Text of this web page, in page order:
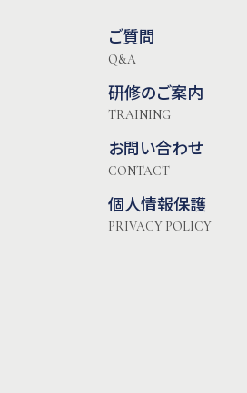
ご質問
Q&A
研修のご案内
TRAINING
お問い合わせ
CONTACT
個人情報保護
PRIVACY POLICY